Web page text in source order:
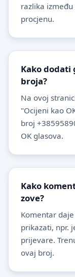
razlika
procjenu.
Kako dodati
broja?
Na ovoj
"Ocijeni kao
broj
OK glasova.
Kako
zove?
Komentar
prikazati, npr.
prijevare.
ovaj broj.